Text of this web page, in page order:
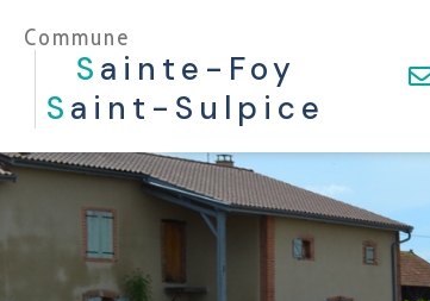
Commune
S Ainte-Foy
S Aint-Sulpice